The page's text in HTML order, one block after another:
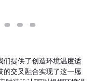
们提供了创造环境温度适
的交叉融合实现了这一愿